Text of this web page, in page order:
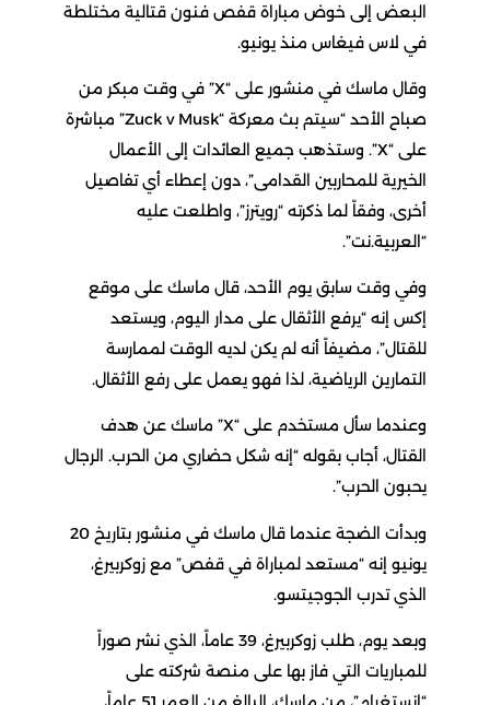
البعض إلى خوض مباراة قفص فنون قتالية مختلطة
في لاس فيغاس منذ يونيو.
وقال ماسك في منشور على “X” في وقت مبكر من
صباح الأحد “سيتم بث معركة “Zuck v Musk” مباشرة
على “X”. وستذهب جميع العائدات إلى الأعمال
الخيرية للمحاربين القدامى”، دون إعطاء أي تفاصيل
أخرى، وفقاً لما ذكرته “رويترز”، واطلعت عليه
“العربية.نت”.
وفي وقت سابق يوم الأحد، قال ماسك على موقع
إكس إنه “يرفع الأثقال على مدار اليوم، ويستعد
للقتال”، مضيفاً أنه لم يكن لديه الوقت لممارسة
التمارين الرياضية، لذا فهو يعمل على رفع الأثقال.
وعندما سأل مستخدم على “X” ماسك عن هدف
القتال، أجاب بقوله “إنه شكل حضاري من الحرب. الرجال
يحبون الحرب”.
وبدأت الضجة عندما قال ماسك في منشور بتاريخ 20
يونيو إنه “مستعد لمباراة في قفص” مع زوكربيرغ،
الذي تدرب الجوجيتسو.
وبعد يوم، طلب زوكربيرغ، 39 عاماً، الذي نشر صوراً
للمباريات التي فاز بها على منصة شركته على